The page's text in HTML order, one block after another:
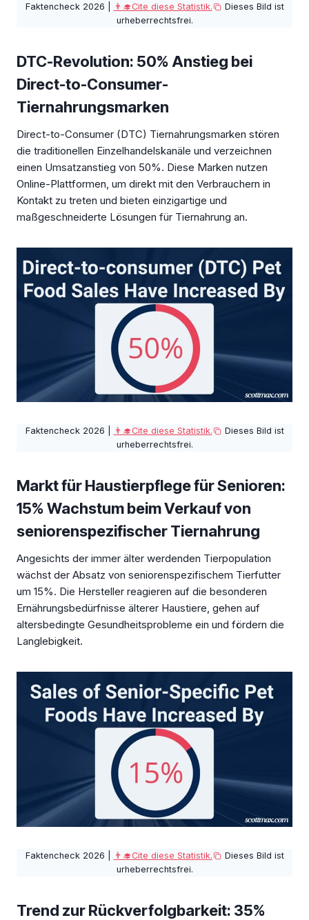
Faktencheck 2026 | 👨‍🎓Cite diese Statistik.
Dieses Bild ist
urheberrechtsfrei.
DTC-Revolution: 50% Anstieg bei
Direct-to-Consumer-
Tiernahrungsmarken
Direct-to-Consumer (DTC) Tiernahrungsmarken stören
die traditionellen Einzelhandelskanäle und verzeichnen
einen Umsatzanstieg von 50%. Diese Marken nutzen
Online-Plattformen, um direkt mit den Verbrauchern in
Kontakt zu treten und bieten einzigartige und
maßgeschneiderte Lösungen für Tiernahrung an.
Faktencheck 2026 | 👨‍🎓Cite diese Statistik.
Dieses Bild ist
urheberrechtsfrei.
Markt für Haustierpflege für Senioren:
15% Wachstum beim Verkauf von
seniorenspezifischer Tiernahrung
Angesichts der immer älter werdenden Tierpopulation
wächst der Absatz von seniorenspezifischem Tierfutter
um 15%. Die Hersteller reagieren auf die besonderen
Ernährungsbedürfnisse älterer Haustiere, gehen auf
altersbedingte Gesundheitsprobleme ein und fördern die
Langlebigkeit.
Faktencheck 2026 | 👨‍🎓Cite diese Statistik.
Dieses Bild ist
urheberrechtsfrei.
Trend zur Rückverfolgbarkeit: 35%